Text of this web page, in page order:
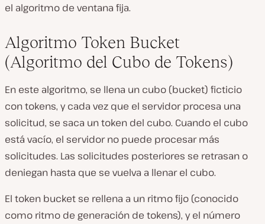
el algoritmo de ventana fija.
Algoritmo Token Bucket
(Algoritmo del Cubo de Tokens)
En este algoritmo, se llena un cubo (bucket) ficticio
con tokens, y cada vez que el servidor procesa una
solicitud, se saca un token del cubo. Cuando el cubo
está vacío, el servidor no puede procesar más
solicitudes. Las solicitudes posteriores se retrasan o
deniegan hasta que se vuelva a llenar el cubo.
El token bucket se rellena a un ritmo fijo (conocido
como ritmo de generación de tokens), y el número